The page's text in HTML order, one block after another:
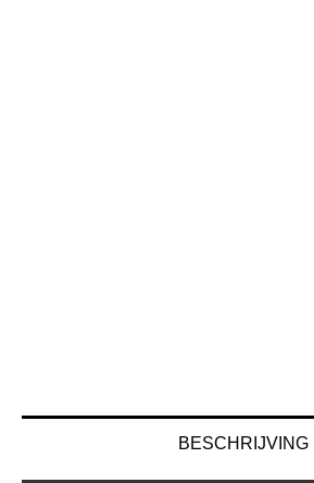
BESCHRIJVING